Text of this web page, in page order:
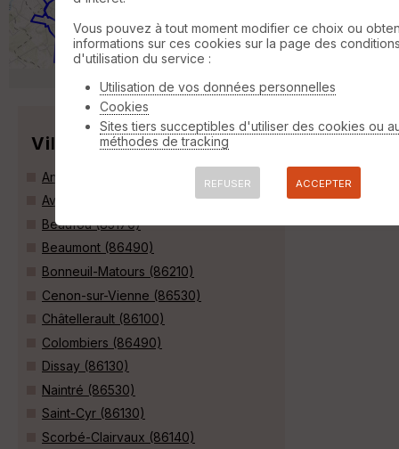
20 km 130 m
Sortie tranquille roulante: Vieux Poitiers, 732,
Pinail, Vouneuil/Vienne, Montgamé 2/3
Villes
Antran (86100)
Availles-en-Châtellerault (86530)
Beaufou (85170)
Beaumont (86490)
Bonneuil-Matours (86210)
Cenon-sur-Vienne (86530)
Châtellerault (86100)
Colombiers (86490)
Dissay (86130)
Naintré (86530)
Saint-Cyr (86130)
Scorbé-Clairvaux (86140)
Vous pouvez à tout moment modifier ce choix ou
informations sur ces cookies sur la page des
d'utilisation du service :
Utilisation de vos données personnelles
Cookies
Sites tiers succeptibles d'utiliser des cookies ou
méthodes de tracking
REFUSER ACCEPTER